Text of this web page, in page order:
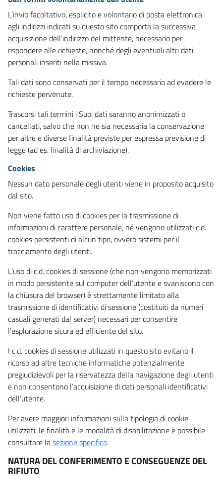
L’invio facoltativo, esplicito e volontario di posta elettronica
agli indirizzi indicati su questo sito comporta la successiva
acquisizione dell’indirizzo del mittente, necessario per
rispondere alle richieste, nonché degli eventuali altri dati
personali inseriti nella missiva.
Tali dati sono conservati per il tempo necessario ad evadere le
richieste pervenute.
Trascorsi tali termini i Suoi dati saranno anonimizzati o
cancellati, salvo che non ne sia necessaria la conservazione
per altre e diverse finalità previste per espressa previsione di
legge (ad es. finalità di archiviazione).
Cookies
Nessun dato personale degli utenti viene in proposito acquisito
dal sito.
Non viene fatto uso di cookies per la trasmissione di
informazioni di carattere personale, né vengono utilizzati c.d.
cookies persistenti di alcun tipo, ovvero sistemi per il
tracciamento degli utenti.
L’uso di c.d. cookies di sessione (che non vengono memorizzati
in modo persistente sul computer dell’utente e svaniscono con
la chiusura del browser) è strettamente limitato alla
trasmissione di identificativi di sessione (costituiti da numeri
casuali generati dal server) necessari per consentire
l’esplorazione sicura ed efficiente del sito.
I c.d. cookies di sessione utilizzati in questo sito evitano il
ricorso ad altre tecniche informatiche potenzialmente
pregiudizievoli per la riservatezza della navigazione degli utenti
e non consentono l’acquisizione di dati personali identificativi
dell’utente.
Per avere maggiori informazioni sulla tipologia di cookie
utilizzati, le finalità e le modalità di disabilitazione è possibile
consultare lasezione specifica.
NATURA DEL CONFERIMENTO E CONSEGUENZE DEL
RIFIUTO